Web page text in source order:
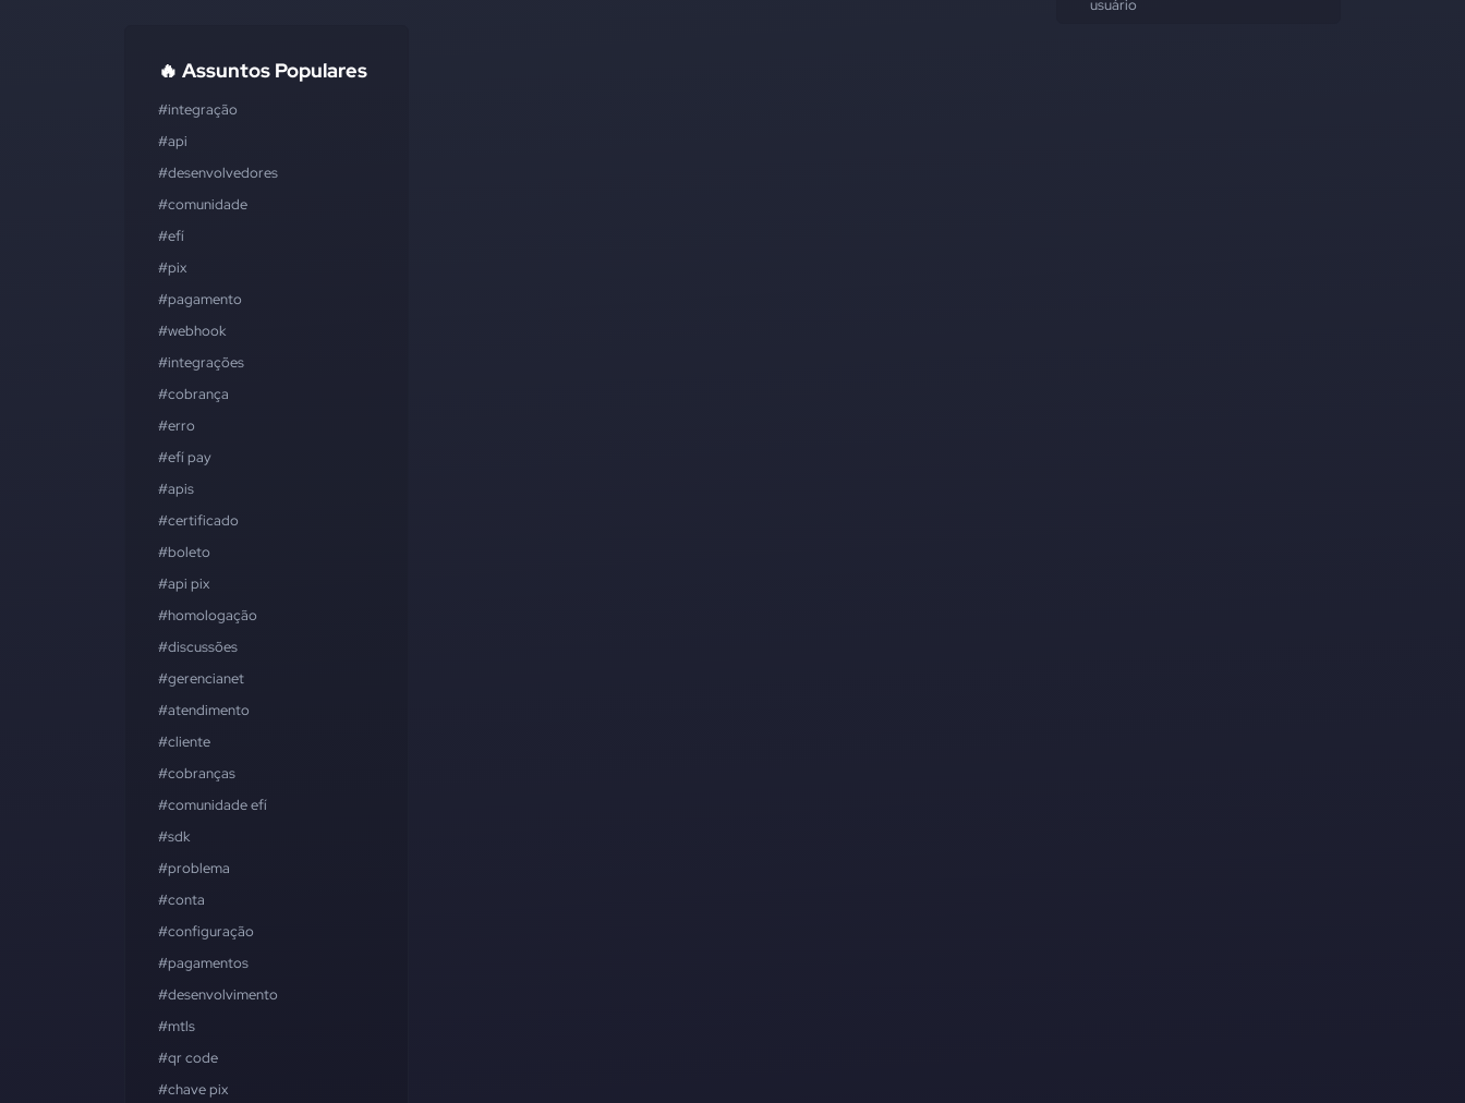
🔥 Assuntos Populares
#integração
#api
#desenvolvedores
#comunidade
#efí
#pix
#pagamento
#webhook
#integrações
#cobrança
#erro
#efí pay
#apis
#certificado
#boleto
#api pix
#homologação
#discussões
#gerencianet
#atendimento
#cliente
#cobranças
#comunidade efí
#sdk
#problema
#conta
#configuração
#pagamentos
#desenvolvimento
#mtls
#qr code
#chave pix